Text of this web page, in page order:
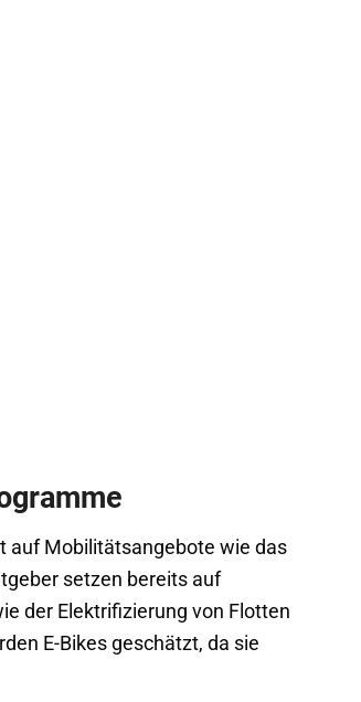
auf Mobilitätsangebote wie das
setzen bereits auf
der Elektrifizierung von Flotten
E-Bikes geschätzt, da sie